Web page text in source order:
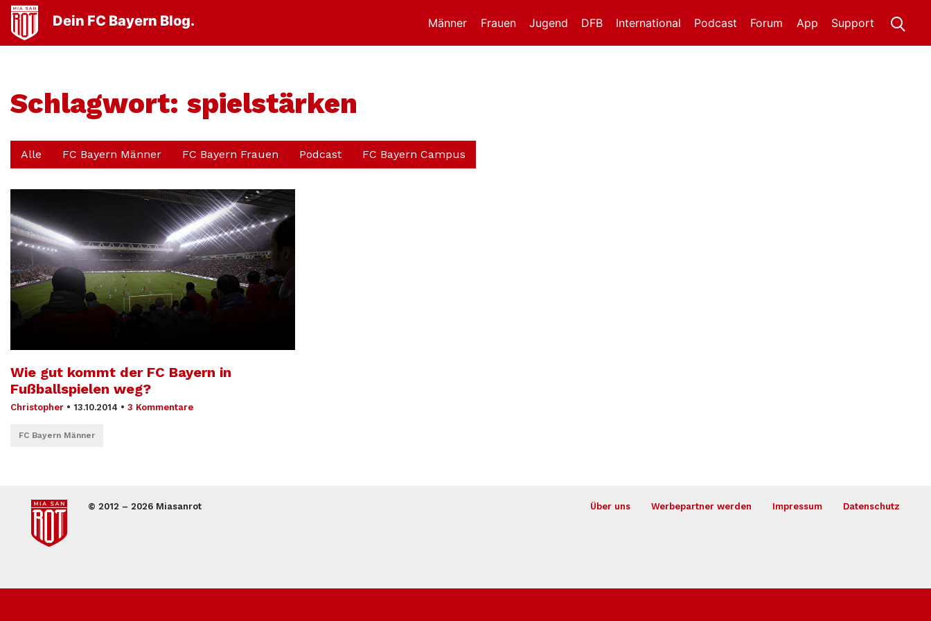
Dein FC Bayern Blog. Männer Frauen Jugend DFB International Support
App
Forum
Podcast
Schlagwort: spielstärken
Alle FC Bayern Männer FC Bayern Frauen Podcast FC Bayern Campus
Wie gut kommt der FC Bayern in
Fußballspielen weg?
Christopher • 13.10.2014 • 3 Kommentare
FC Bayern Männer
© 2012 – 2026 Miasanrot Über uns Werbepartner werden Impressum Datenschutz